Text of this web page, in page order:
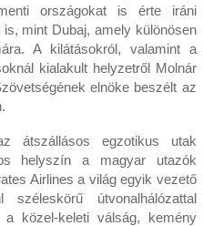
országokat is érte iráni
mint Dubaj, amely különösen
A kilátásokról, valamint a
kialakult helyzetről Molnár
elnöke beszélt az
átszállásos egzotikus utak
helyszín a magyar utazók
Airlines a világ egyik vezető
széleskörű útvonalhálózattal
közel-keleti válság, kemény